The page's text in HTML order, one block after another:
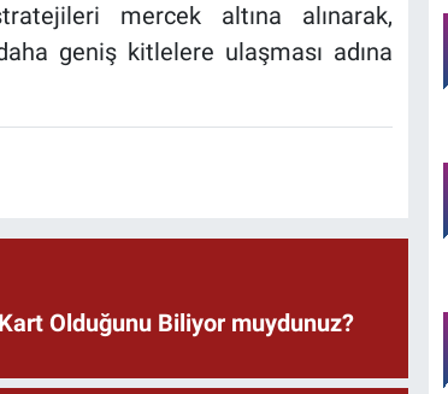
mercek altına alınarak,
geniş kitlelere ulaşması adına
Olduğunu Biliyor muydunuz?